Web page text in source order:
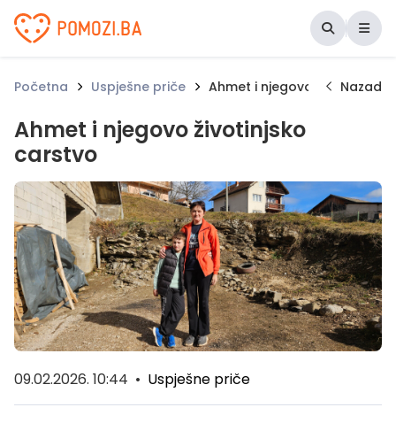
Udruženje Pomozi.ba
Početna Uspješne priče Ahmet i njegovo životinjsko
Nazad
Ahmet i njegovo životinjsko
carstvo
09.02.2026. 10:44 • Uspješne priče